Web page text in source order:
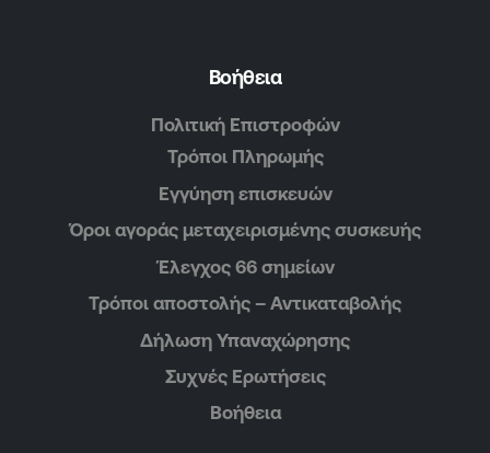
Βοήθεια
Πολιτική Επιστροφών
Τρόποι Πληρωμής
Εγγύηση επισκευών
Όροι αγοράς μεταχειρισμένης συσκευής
Έλεγχος 66 σημείων
Τρόποι αποστολής – Αντικαταβολής
Δήλωση Υπαναχώρησης
Συχνές Ερωτήσεις
Βοήθεια